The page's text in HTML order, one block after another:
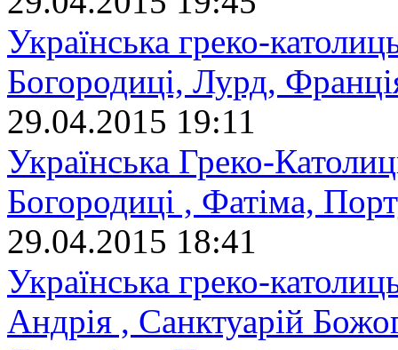
Українська греко-
Богородиці, Лурд,
29.04.2015 19:11
Українська Греко-
Богородиці , Фатіма,
29.04.2015 18:41
Українська греко-
Андрія , Санктуарій